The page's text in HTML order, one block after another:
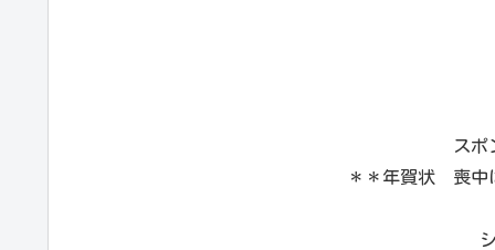
スポ
＊＊年賀状 喪中